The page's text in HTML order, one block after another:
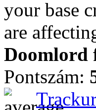
your base
are
Doomlord
Pontszám: